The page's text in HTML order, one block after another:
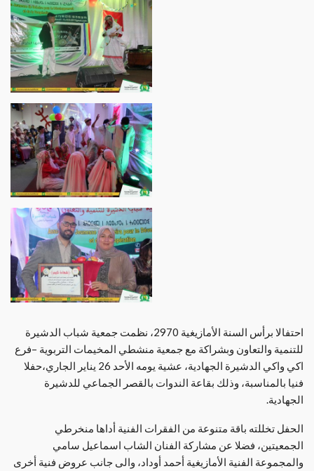
احتفالا برأس السنة الأمازيغية 2970، نظمت جمعية شباب الدشيرة
للتنمية والتعاون وبشراكة مع جمعية منشطي المخيمات التربوية –فرع
اكي واكي الدشيرة الجهادية، عشية يومه الأحد 26 يناير الجاري،حفلا
فنيا بالمناسبة، وذلك بقاعة الندوات بالقصر الجماعي للدشيرة
الجهادية.
الحفل تخللته باقة متنوعة من الفقرات الفنية أداها منخرطي
الجمعيتين، فضلا عن مشاركة الفنان الشاب اسماعيل سامي
والمجموعة الفنية الأمازيغية أحمد أوداد، والى جانب عروض فنية أخرى